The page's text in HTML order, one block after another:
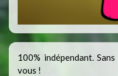
100% indépendant.
vous !